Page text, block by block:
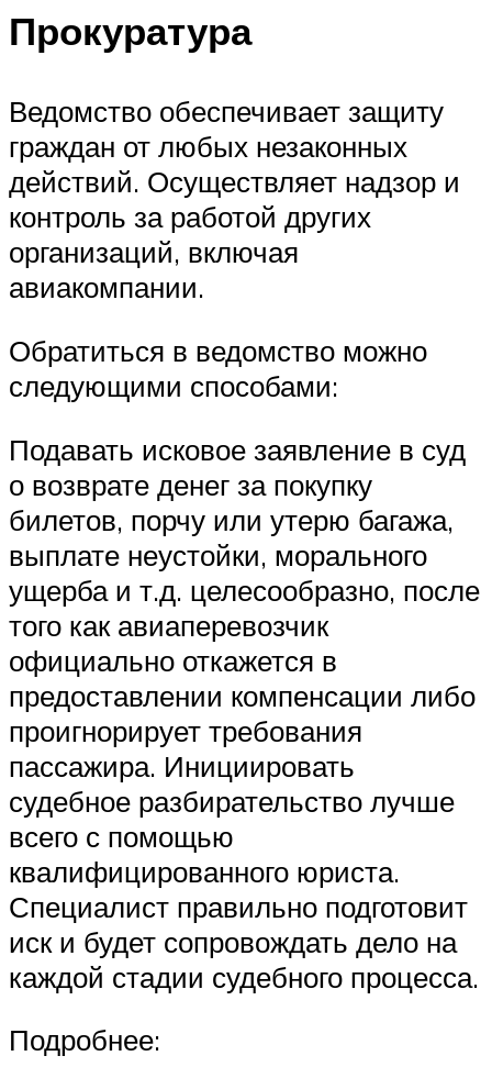
Прокуратура
Ведомство обеспечивает защиту
граждан от любых незаконных
действий. Осуществляет надзор и
контроль за работой других
организаций, включая
авиакомпании.
Обратиться в ведомство можно
следующими способами:
Подавать исковое заявление в суд
о возврате денег за покупку
билетов, порчу или утерю багажа,
выплате неустойки, морального
ущерба и т.д. целесообразно, после
того как авиаперевозчик
официально откажется в
предоставлении компенсации либо
проигнорирует требования
пассажира. Инициировать
судебное разбирательство лучше
всего с помощью
квалифицированного юриста.
Специалист правильно подготовит
иск и будет сопровождать дело на
каждой стадии судебного процесса.
Подробнее: